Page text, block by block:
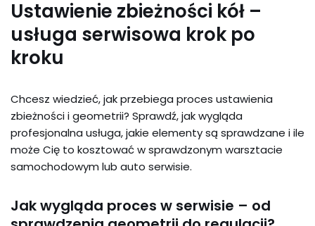
Ustawienie zbieżności kół –
usługa serwisowa krok po
kroku
Chcesz wiedzieć, jak przebiega proces ustawienia
zbieżności i geometrii? Sprawdź, jak wygląda
profesjonalna usługa, jakie elementy są sprawdzane i ile
może Cię to kosztować w sprawdzonym warsztacie
samochodowym lub auto serwisie.
Jak wygląda proces w serwisie – od